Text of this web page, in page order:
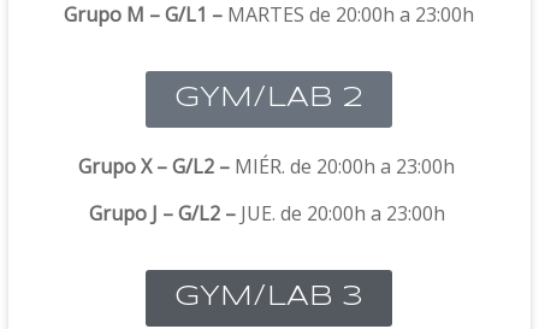
Grupo M – G/L1 – MARTES de 20:00h a 23:00h
GYM/LAB 2
Grupo X – G/L2 – MIÉR. de 20:00h a 23:00h
Grupo J – G/L2 – JUE. de 20:00h a 23:00h
GYM/LAB 3